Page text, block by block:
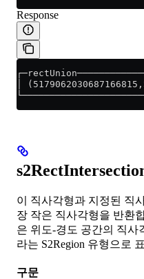
Response
│
이 직사각형과 지정된 직
장 작은 직사각형을 반환
은 위도-경도 공간의 직사
라는 S2Region 유형으로
구문